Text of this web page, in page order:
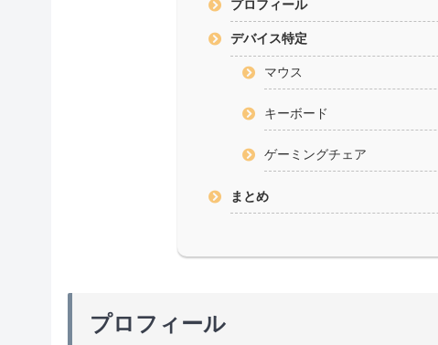
プロフィール
デバイス特定
マウス
キーボード
ゲーミングチェア
まとめ
プロフィール